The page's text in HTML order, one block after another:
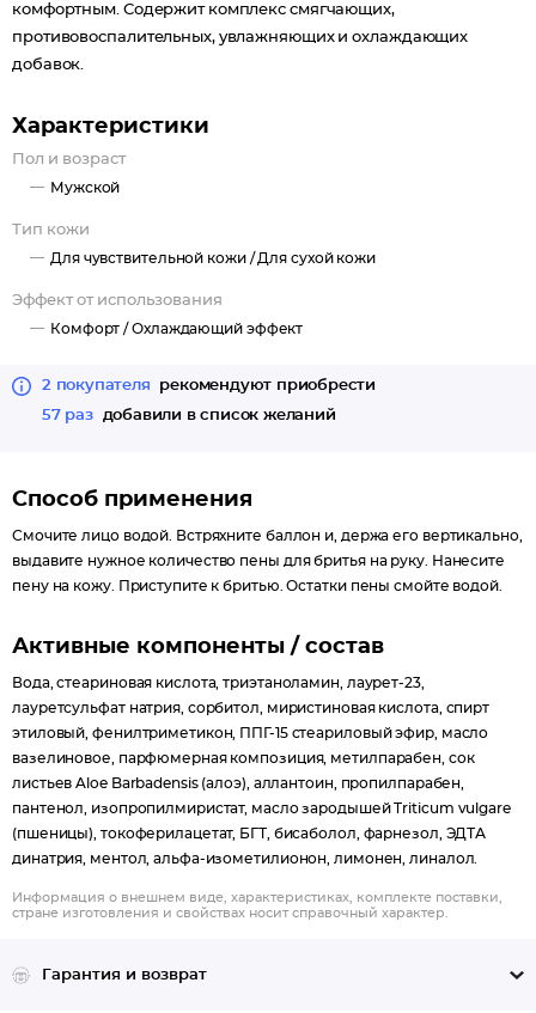
комфортным. Содержит комплекс смягчающих,
противовоспалительных, увлажняющих и охлаждающих
добавок.
Характеристики
Пол и возраст
Мужской
Тип кожи
Для чувствительной кожи /Для сухой кожи
Эффект от использования
Комфорт /Охлаждающий эффект
2 покупателя
рекомендуют приобрести
57 раз
добавили в список желаний
Способ применения
Смочите лицо водой. Встряхните баллон и, держа его вертикально,
выдавите нужное количество пены для бритья на руку. Нанесите
пену на кожу. Приступите к бритью. Остатки пены смойте водой.
Активные компоненты / состав
Вода, стеариновая кислота, триэтаноламин, лаурет-23,
лауретсульфат натрия, сорбитол, миристиновая кислота, спирт
этиловый, фенилтриметикон, ППГ-15 стеариловый эфир, масло
вазелиновое, парфюмерная композиция, метилпарабен, сок
листьев Aloe Barbadensis (алоэ), аллантоин, пропилпарабен,
пантенол, изопропилмиристат, масло зародышей Triticum vulgare
(пшеницы), токоферилацетат, БГТ, бисаболол, фарнезол, ЭДТА
динатрия, ментол, альфа-изометилионон, лимонен, линалол.
Информация о внешнем виде, характеристиках, комплекте поставки,
стране изготовления и свойствах носит справочный характер.
Гарантия и возврат